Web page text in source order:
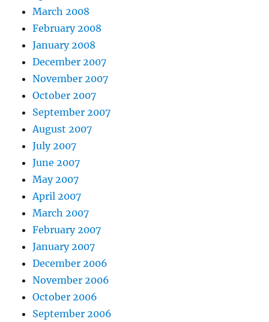
March 2008
February 2008
January 2008
December 2007
November 2007
October 2007
September 2007
August 2007
July 2007
June 2007
May 2007
April 2007
March 2007
February 2007
January 2007
December 2006
November 2006
October 2006
September 2006